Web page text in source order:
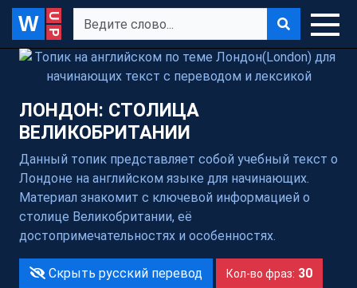
W
ЛОНДОН: СТОЛИЦА
ВЕЛИКОБРИТАНИИ
Данный топик представляет собой учебный текст о
Лондоне на английском языке для начинающих.
Материал знакомит с ключевой информацией о
столице Великобритании, её
достопримечательностях и особенностях.
Скрыть русский перевод Кол-во фраз: 30